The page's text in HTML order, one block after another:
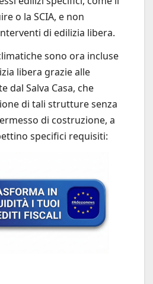
o la SCIA, e non
di edilizia libera.
sono ora incluse
libera grazie alle
dal Salva Casa, che
di tali strutture senza
di costruzione, a
specifici requisiti: